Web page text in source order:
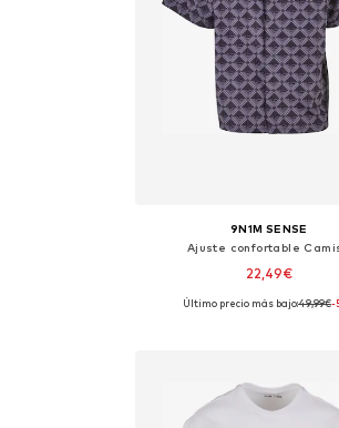
9N1M SENSE
Ajuste confortable
22,49€
Tallas disponibles: S, M,
Último precio más bajo:49,99€-